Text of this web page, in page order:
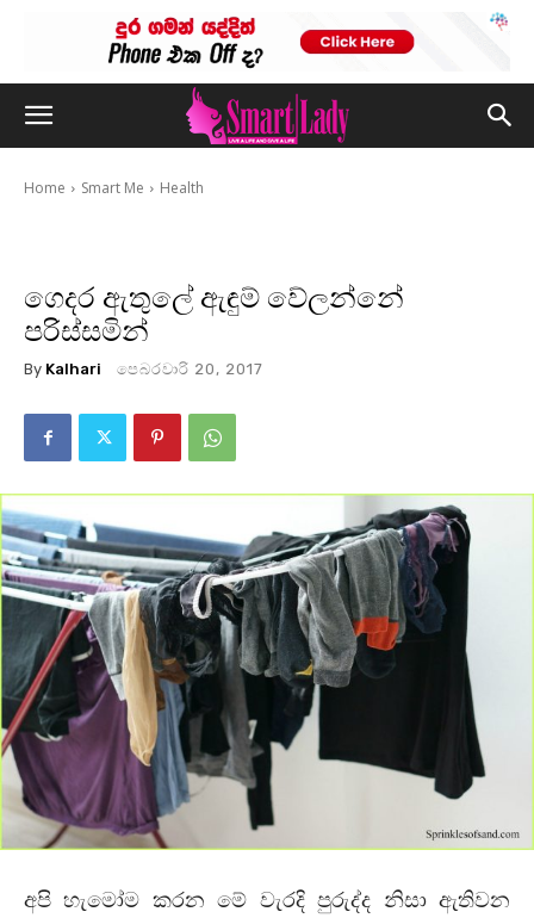
Home Smart Me Health
ගෙදර ඇතුලේ ඇඳුම් වේලන්නේ
පරිස්සමින්
By Kalhari පෙබරවාරි 20, 2017
අපි හැමෝම කරන මේ වැරදි පුරුද්ද නිසා ඇතිවන